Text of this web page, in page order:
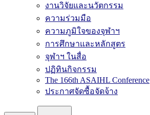
งานวิจัยและนวัตกรรม
ความร่วมมือ
ความภูมิใจของจุฬาฯ
การศึกษาและหลักสูตร
จุฬาฯ ในสื่อ
ปฏิทินกิจกรรม
The 166th ASAIHL Conference
ประกาศจัดซื้อจัดจ้าง